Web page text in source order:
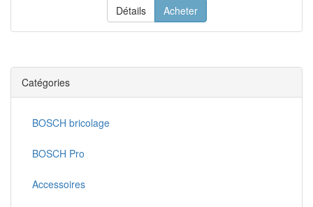
Détails
Acheter
Catégories
BOSCH bricolage
BOSCH Pro
Accessoires